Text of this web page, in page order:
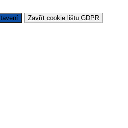
Zavřít cookie lištu GDPR